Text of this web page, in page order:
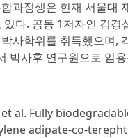
과정생은 현재 서울대
다. 공동 1저자인 김
사학위를 취득했으며,
사후 연구원으로 임
et al. Fully
adipate-co-